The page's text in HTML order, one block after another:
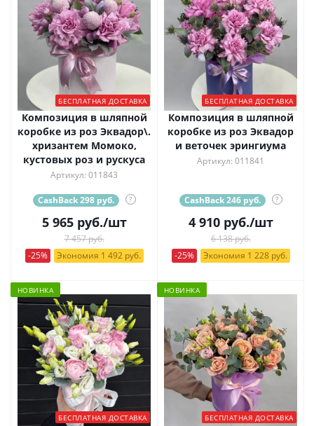
БЕСПЛАТНАЯ ДОСТАВКА
Композиция в шляпной
коробке из роз Эквадор\.
хризантем Момоко,
кустовых роз и рускуса
Артикул: 011843
CashBack 298 руб. ?
5 965руб./шт
7 457 руб.
-25%
Экономия 1 492 руб.
БЕСПЛАТНАЯ ДОСТАВКА
Композиция в шляпной
коробке из роз Эквадор
и веточек эрингиума
Артикул: 011841
CashBack 246 руб. ?
4 910руб./шт
6 138 руб.
-25%
Экономия 1 228 руб.
НОВИНКА
БЕСПЛАТНАЯ ДОСТАВКА
НОВИНКА
БЕСПЛАТНАЯ ДОСТАВКА